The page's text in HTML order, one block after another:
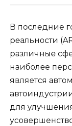
В последние
реальности
различные
наиболее
является
для